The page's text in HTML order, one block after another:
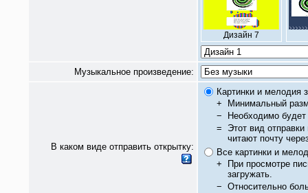
Дизайн 7
Музыкальное произведение:
В каком виде отправить открытку:
Картинки и мелодия
+
Минимальный
−
Необходимо будет
= Этот вид
читают почту
Все картинки и
+
При просмотре
загружать.
− Относительно